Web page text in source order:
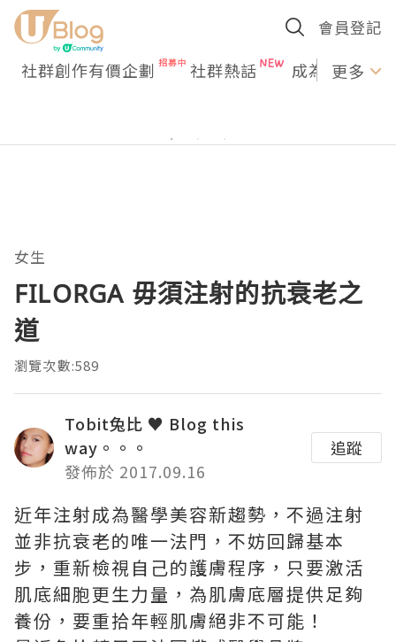
會員登記
社群創作有價企劃 社群熱話 成為U更多
女生
FILORGA 毋須注射的抗衰老之
道
瀏覽次數:589
Tobit兔比 ♥ Blog this
way。。。
發佈於 2017.09.16
追蹤
近年注射成為醫學美容新趨勢，不過注射
並非抗衰老的唯一法門，不妨回歸基本
步，重新檢視自己的護膚程序，只要激活
肌底細胞更生力量，為肌膚底層提供足夠
養份，要重拾年輕肌膚絕非不可能！